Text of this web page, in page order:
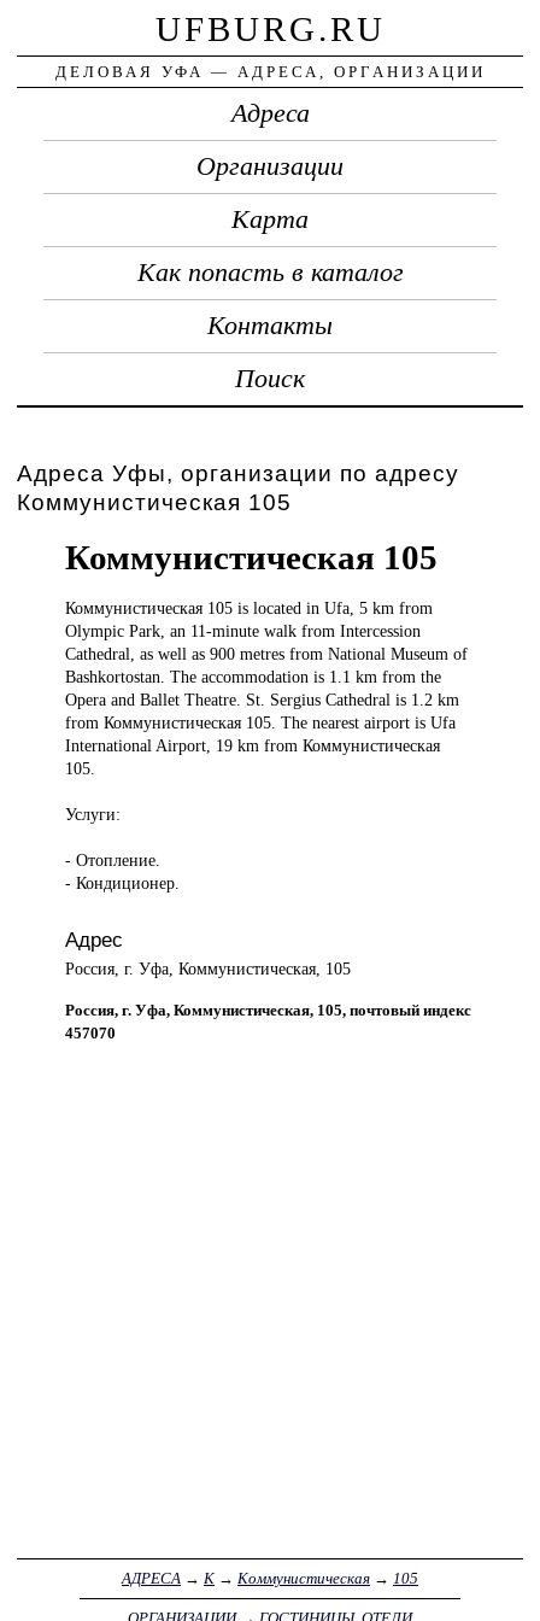
UFBURG.RU
ДЕЛОВАЯ УФА — АДРЕСА, ОРГАНИЗАЦИИ
Адреса
Организации
Карта
Как попасть в каталог
Контакты
Поиск
Адреса Уфы, организации по адресу
Коммунистическая 105
Коммунистическая 105
Коммунистическая 105is located in Ufa, 5 km from
Olympic Park, an 11-minute walk from Intercession
Cathedral, as well as 900 metres from National Museum of
Bashkortostan. The accommodation is 1.1 km from the
Opera and Ballet Theatre. St. Sergius Cathedral is 1.2 km
from Коммунистическая 105. The nearest airport is Ufa
International Airport, 19 km from Коммунистическая
105.
Услуги:
- Отопление.
- Кондиционер.
Адрес
Россия, г. Уфа, Коммунистическая, 105
Россия, г. Уфа, Коммунистическая, 105, почтовый индекс
457070
АДРЕСА → К → Коммунистическая → 105